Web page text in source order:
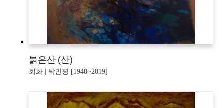
붉은산 (산)
회화 | 박민평 [1940~2019]